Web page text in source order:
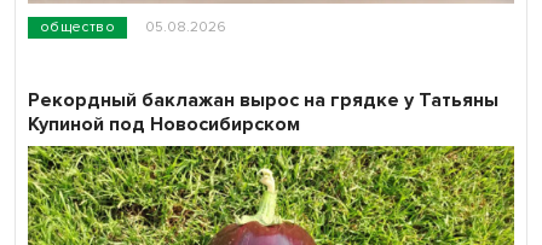
общество 05.08.2026
Рекордный баклажан вырос на грядке у Татьяны
Купиной под Новосибирском